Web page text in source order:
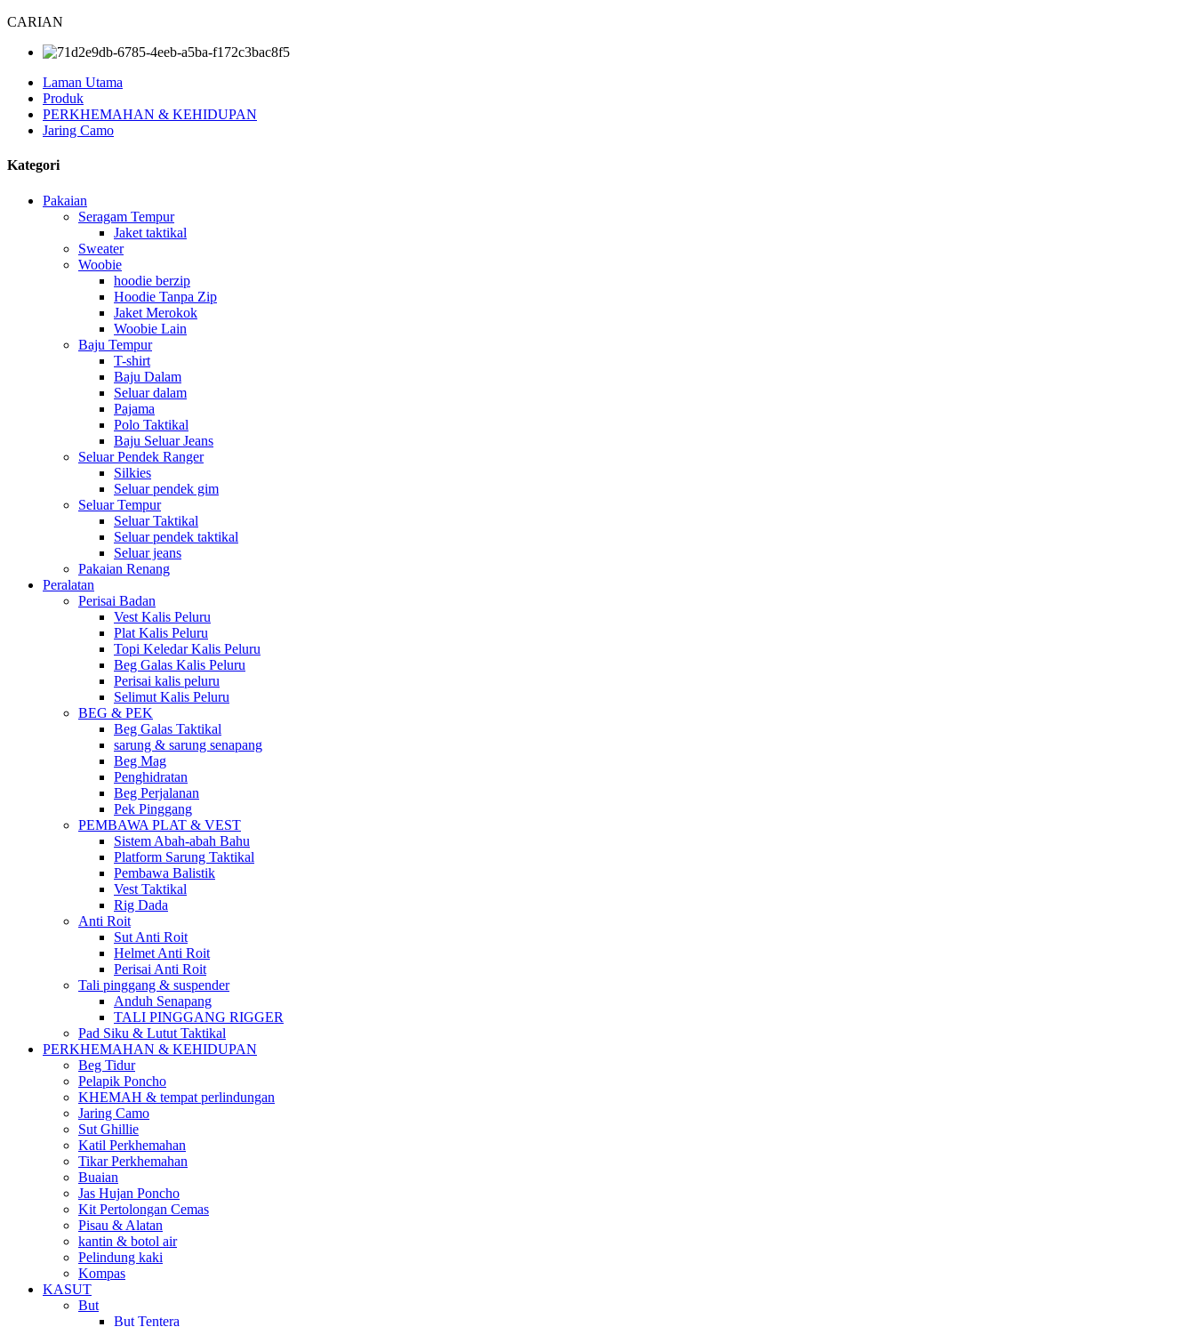
CARIAN
Laman Utama
Produk
PERKHEMAHAN & KEHIDUPAN
Jaring Camo
Kategori
Pakaian
Seragam Tempur
Jaket taktikal
Sweater
Woobie
hoodie berzip
Hoodie Tanpa Zip
Jaket Merokok
Woobie Lain
Baju Tempur
T-shirt
Baju Dalam
Seluar dalam
Pajama
Polo Taktikal
Baju Seluar Jeans
Seluar Pendek Ranger
Silkies
Seluar pendek gim
Seluar Tempur
Seluar Taktikal
Seluar pendek taktikal
Seluar jeans
Pakaian Renang
Peralatan
Perisai Badan
Vest Kalis Peluru
Plat Kalis Peluru
Topi Keledar Kalis Peluru
Beg Galas Kalis Peluru
Perisai kalis peluru
Selimut Kalis Peluru
BEG & PEK
Beg Galas Taktikal
sarung & sarung senapang
Beg Mag
Penghidratan
Beg Perjalanan
Pek Pinggang
PEMBAWA PLAT & VEST
Sistem Abah-abah Bahu
Platform Sarung Taktikal
Pembawa Balistik
Vest Taktikal
Rig Dada
Anti Roit
Sut Anti Roit
Helmet Anti Roit
Perisai Anti Roit
Tali pinggang & suspender
Anduh Senapang
TALI PINGGANG RIGGER
Pad Siku & Lutut Taktikal
PERKHEMAHAN & KEHIDUPAN
Beg Tidur
Pelapik Poncho
KHEMAH & tempat perlindungan
Jaring Camo
Sut Ghillie
Katil Perkhemahan
Tikar Perkhemahan
Buaian
Jas Hujan Poncho
Kit Pertolongan Cemas
Pisau & Alatan
kantin & botol air
Pelindung kaki
Kompas
KASUT
But
But Tentera